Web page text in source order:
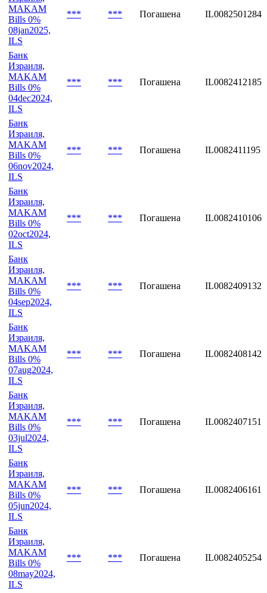
MAKAM
Bills 0%
08jan2025,
ILS
*** *** Погашена IL0082501284
Банк
Израиля,
MAKAM
Bills 0%
04dec2024,
ILS
*** *** Погашена IL0082412185
Банк
Израиля,
MAKAM
Bills 0%
06nov2024,
ILS
*** *** Погашена IL0082411195
Банк
Израиля,
MAKAM
Bills 0%
02oct2024,
ILS
*** *** Погашена IL0082410106
Банк
Израиля,
MAKAM
Bills 0%
04sep2024,
ILS
*** *** Погашена IL0082409132
Банк
Израиля,
MAKAM
Bills 0%
07aug2024,
ILS
*** *** Погашена IL0082408142
Банк
Израиля,
MAKAM
Bills 0%
03jul2024,
ILS
*** *** Погашена IL0082407151
Банк
Израиля,
MAKAM
Bills 0%
05jun2024,
ILS
*** *** Погашена IL0082406161
Банк
Израиля,
MAKAM
Bills 0%
08may2024,
ILS
*** *** Погашена IL0082405254